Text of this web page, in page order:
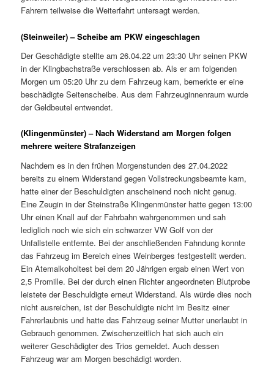
Fahrern teilweise die Weiterfahrt untersagt werden.
(Steinweiler) – Scheibe am PKW eingeschlagen
Der Geschädigte stellte am 26.04.22 um 23:30 Uhr seinen PKW
in der Klingbachstraße verschlossen ab. Als er am folgenden
Morgen um 05:20 Uhr zu dem Fahrzeug kam, bemerkte er eine
beschädigte Seitenscheibe. Aus dem Fahrzeuginnenraum wurde
der Geldbeutel entwendet.
(Klingenmünster) – Nach Widerstand am Morgen folgen
mehrere weitere Strafanzeigen
Nachdem es in den frühen Morgenstunden des 27.04.2022
bereits zu einem Widerstand gegen Vollstreckungsbeamte kam,
hatte einer der Beschuldigten anscheinend noch nicht genug.
Eine Zeugin in der Steinstraße Klingenmünster hatte gegen 13:00
Uhr einen Knall auf der Fahrbahn wahrgenommen und sah
lediglich noch wie sich ein schwarzer VW Golf von der
Unfallstelle entfernte. Bei der anschließenden Fahndung konnte
das Fahrzeug im Bereich eines Weinberges festgestellt werden.
Ein Atemalkoholtest bei dem 20 Jährigen ergab einen Wert von
2,5 Promille. Bei der durch einen Richter angeordneten Blutprobe
leistete der Beschuldigte erneut Widerstand. Als würde dies noch
nicht ausreichen, ist der Beschuldigte nicht im Besitz einer
Fahrerlaubnis und hatte das Fahrzeug seiner Mutter unerlaubt in
Gebrauch genommen. Zwischenzeitlich hat sich auch ein
weiterer Geschädigter des Trios gemeldet. Auch dessen
Fahrzeug war am Morgen beschädigt worden.